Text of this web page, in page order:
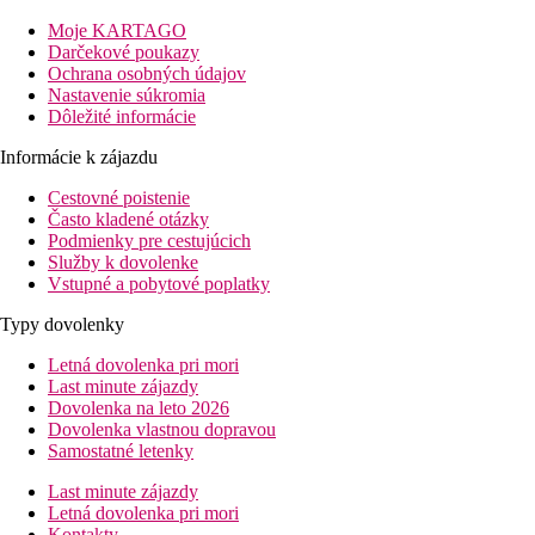
Užite si odpočinok pri vyhrievaných bazénoch, alebo na
bieloskvúcej sa pláži. Strávte veľa zábavy pri mnohých
športových aktivitách, ktoré rezort ponúka. Kulinársky zážitok si
vychutnáte každý deň, kedy máte možnosť si vybrať jednu zo
štyroch reštaurácií a prežiť tak večery s mnohými
medzinárodnými kuchyňami. Vynikajúce koktaily potom len
dokreslia kúzlo okamihu pri večernom posedení a odpočinku.
Upozornenie: Rozsah a kvalita uvedených služieb a aktivít
môže byť ovplyvnená zavedením prípadných hygienických či
protiepidemických opatrení v danej destinácii.
Vzdialenosť
pláže: 0 mu pláže
letisko: 62 km
centrá: 12 km Port Louis
nákupných možností: 0 mv mieste
Popis izby
Izba Deluxe s výhľadom na more
klimatizácia
TV
Moje KARTAGO
Darčekové poukazy
Ochrana osobných údajov
Nastavenie súkromia
Dôležité informácie
Informácie k zájazdu
Cestovné poistenie
Často kladené otázky
Podmienky pre cestujúcich
Služby k dovolenke
Vstupné a pobytové poplatky
Typy dovolenky
Letná dovolenka pri mori
Last minute zájazdy
Dovolenka na leto 2026
Dovolenka vlastnou dopravou
Samostatné letenky
Last minute zájazdy
Letná dovolenka pri mori